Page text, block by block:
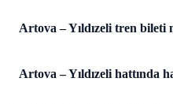
Artova – Yıldızeli tren bileti
Artova – Yıldızeli hattında